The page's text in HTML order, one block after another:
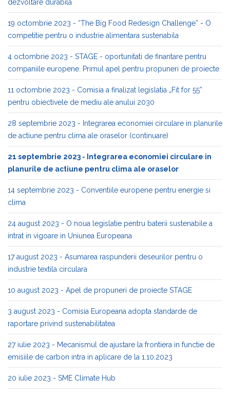
dezvoltare durabila
19 octombrie 2023 - “The Big Food Redesign Challenge” - O
competitie pentru o industrie alimentara sustenabila
4 octombrie 2023 - STAGE - oportunitati de finantare pentru
companiile europene. Primul apel pentru propuneri de proiecte
11 octombrie 2023 - Comisia a finalizat legislatia „Fit for 55”
pentru obiectivele de mediu ale anului 2030
28 septembrie 2023 - Integrarea economiei circulare in planurile
de actiune pentru clima ale oraselor (continuare)
21 septembrie 2023 - Integrarea economiei circulare in
planurile de actiune pentru clima ale oraselor
14 septembrie 2023 - Conventiile europene pentru energie si
clima
24 august 2023 - O noua legislatie pentru baterii sustenabile a
intrat in vigoare in Uniunea Europeana
17 august 2023 - Asumarea raspunderii deseurilor pentru o
industrie textila circulara
10 august 2023 - Apel de propuneri de proiecte STAGE
3 august 2023 - Comisia Europeana adopta standarde de
raportare privind sustenabilitatea
27 iulie 2023 - Mecanismul de ajustare la frontiera in functie de
emisiile de carbon intra in aplicare de la 1.10.2023
20 iulie 2023 - SME Climate Hub